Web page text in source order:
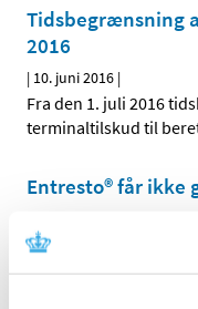
Tidsbegrænsning
2016
| 10. juni 2016 |
Fra den 1. juli 2016
terminaltilskud til
Entresto® får
Lægemiddelstyrelsen
have generelt